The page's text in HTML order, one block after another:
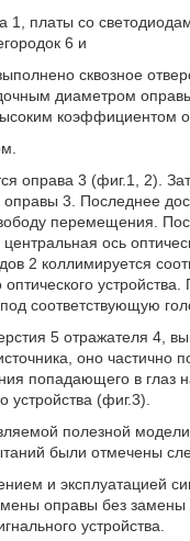
1, платы со
6 и
сквозное
диаметром
коэффициентом
оправа 3 (фиг.1, 2).
3. Последнее
перемещения.
ось
2 коллимируется
соответствующую
5 отражателя 4,
оно частично
попадающего в глаз
устройства (фиг.3).
полезной
были отмечены
и эксплуатацией
оправы без
устройства.